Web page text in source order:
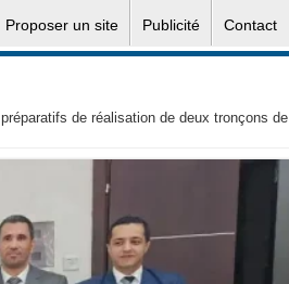
Proposer un site Publicité Contact
de réalisation de deux tronçons de